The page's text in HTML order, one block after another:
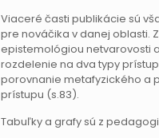
Viaceré časti publikácie sú
pre nováčika v danej oblasti.
epistemológiou netvarovosti
rozdelenie na dva typy
porovnanie metafyzického a
prístupu (s.83).
Tabuľky a grafy sú z